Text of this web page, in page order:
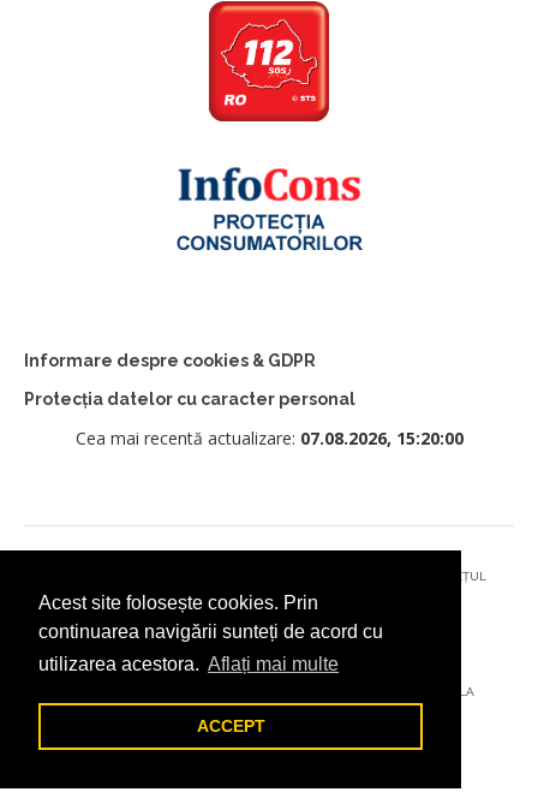
Acest site folosește cookies. Prin
continuarea navigării sunteți de acord cu
utilizarea acestora. Aflați mai multe
ACCEPT
Informare despre cookies & GDPR
Protecția datelor cu caracter personal
Cea mai recentă actualizare: 07.08.2026, 15:20:00
© 2026 - PRIMĂRIA MUNICIPIULUI CÂMPULUNG MOLDOVENESC, JUDEȚUL
SUCEAVA
AȚI ÎNTÂMPINAT O PROBLEMĂ TEHNICĂ? TRIMITEȚI-NE UN EMAIL LA
DIGITAL@ADDICTAD.RO